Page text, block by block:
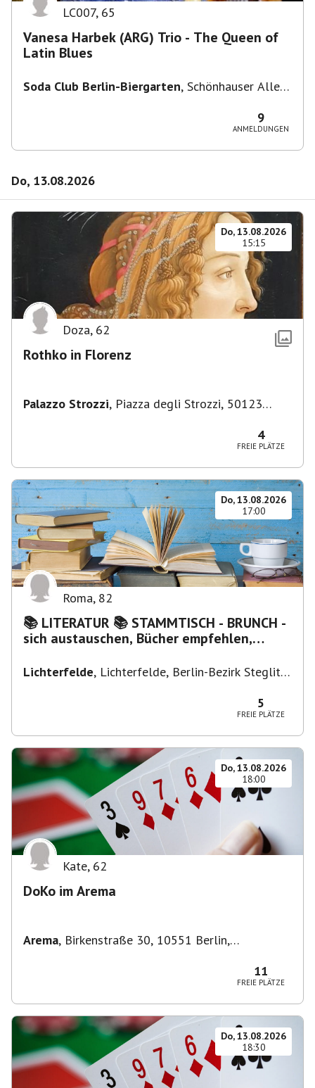
LC007, 65
Vanesa Harbek (ARG) Trio - The Queen of
Latin Blues
Soda Club Berlin-Biergarten, Schönhauser Allee
9
ANMELDUNGEN
Do, 13.08.2026
Do, 13.08.2026
15:15
Doza, 62
Rothko in Florenz
Palazzo Strozzi, Piazza degli Strozzi, 50123
4
FREIE PLÄTZE
Do, 13.08.2026
17:00
Roma, 82
📚 LITERATUR 📚 STAMMTISCH - BRUNCH -
sich austauschen, Bücher empfehlen,
Lichterfelde, Lichterfelde, Berlin-Bezirk Steglitz-
5
FREIE PLÄTZE
Do, 13.08.2026
18:00
Kate, 62
DoKo im Arema
Arema, Birkenstraße 30, 10551 Berlin,
11
FREIE PLÄTZE
Do, 13.08.2026
18:30